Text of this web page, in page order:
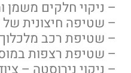
– ניקוי חלקים משמן
– שטיפה חיצונית של
– שטיפת רכב מלכלוך דרכים:
– שטיפת רצפות במוסכים